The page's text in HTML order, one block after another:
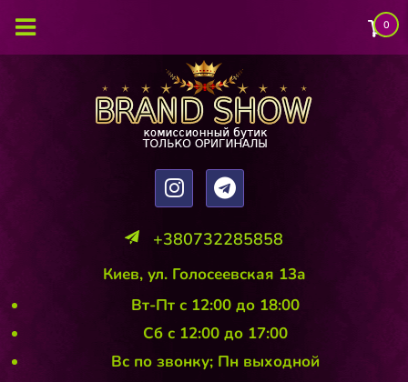
0
+380732285858
Киев, ул. Голосеевская 13а
Вт-Пт с 12:00 до 18:00
Сб с 12:00 до 17:00
Вс по звонку; Пн выходной